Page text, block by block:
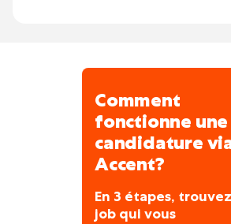
Comment
fonctionne une
candidature
Accent?
En 3 étapes,
job qui vous